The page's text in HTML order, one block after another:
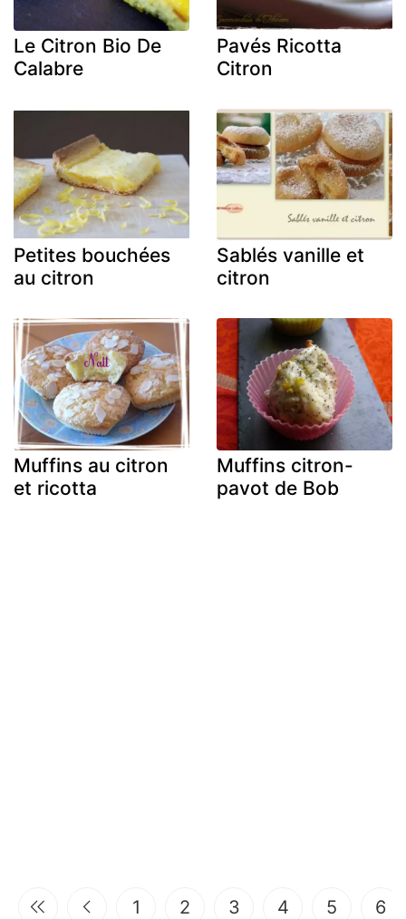
Le Citron Bio De
Calabre
Pavés Ricotta
Citron
Petites bouchées
au citron
Sablés vanille et
citron
Muffins au citron
et ricotta
Muffins citron-
pavot de Bob
1 2 3 4 5 6